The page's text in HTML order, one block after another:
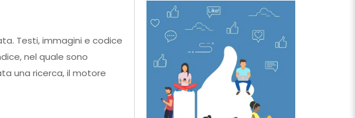
Testi, immagini e codice
nel quale sono
una ricerca, il motore